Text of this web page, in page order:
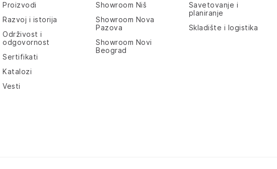
Proizvodi
Razvoj i istorija
Održivost i
odgovornost
Sertifikati
Katalozi
Vesti
Showroom Niš
Showroom Nova
Pazova
Showroom Novi
Beograd
Savetovanje i
planiranje
Skladište i logistika